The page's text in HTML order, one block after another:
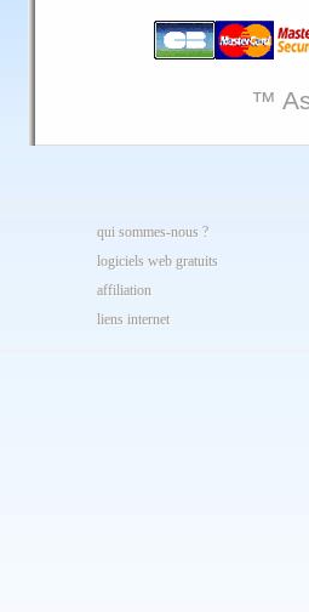
™
qui sommes-nous ?
logiciels web gratuits
affiliation
liens internet